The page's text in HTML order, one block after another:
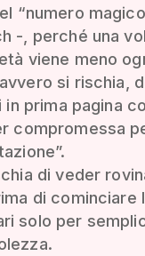
“numero
-, perché una
viene meno
si rischia,
prima pagina
compromessa
di veder
di cominciare
solo per